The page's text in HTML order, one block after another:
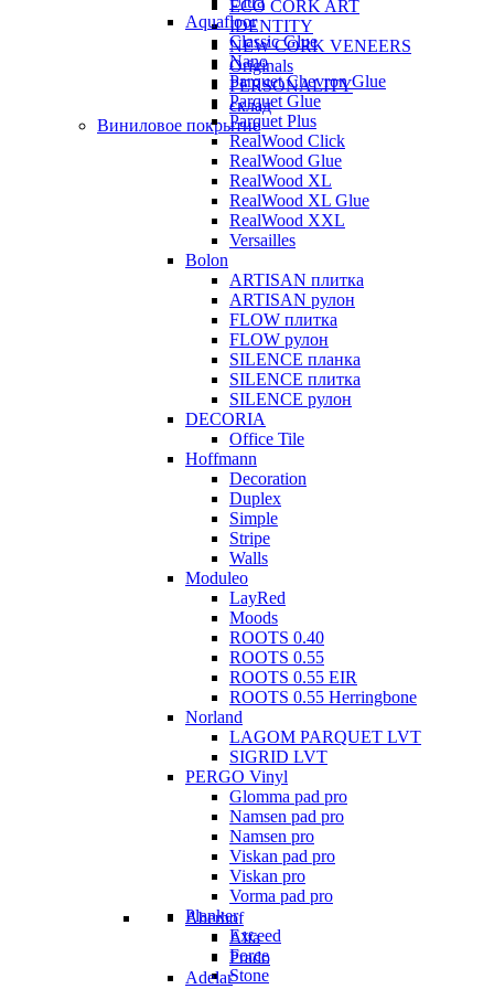
ECO CORK ART
IDENTITY
NEW CORK VENEERS
Originals
PERSONALITY
склад
Виниловое покрытие
Aquafloor
Classic Glue
Nano
Parquet Chevron Glue
Parquet Glue
Parquet Plus
RealWood Click
RealWood Glue
RealWood XL
RealWood XL Glue
RealWood XXL
Versailles
Bolon
ARTISAN плитка
ARTISAN рулон
FLOW плитка
FLOW рулон
SILENCE планка
SILENCE плитка
SILENCE рулон
DECORIA
Office Tile
Hoffmann
Decoration
Duplex
Simple
Stripe
Walls
Moduleo
LayRed
Moods
ROOTS 0.40
ROOTS 0.55
ROOTS 0.55 EIR
ROOTS 0.55 Herringbone
Norland
LAGOM PARQUET LVT
SIGRID LVT
PERGO Vinyl
Glomma pad pro
Namsen pad pro
Namsen pro
Viskan pad pro
Viskan pro
Vorma pad pro
Planker
Exceed
Force
Stone
Aberhof
Alfa
Prado
Adelar